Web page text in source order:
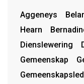
Aggeneys
Hearn
Dienslewering
Gemeenskap